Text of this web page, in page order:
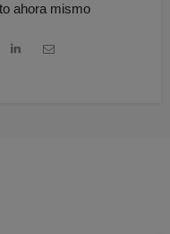
ahora mismo